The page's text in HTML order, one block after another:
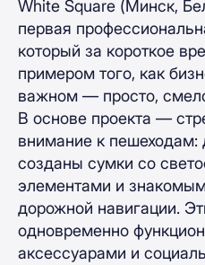
White Square (Минск,
первая
который за короткое
примером того, как
важном — просто,
В основе проекта —
внимание к пешеходам:
созданы сумки со
элементами и
дорожной навигации.
одновременно
аксессуарами и